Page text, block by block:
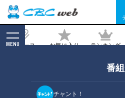
ニュース お気に入り ランキング
MENU
番
チャント！
る動物園！お金を使わ